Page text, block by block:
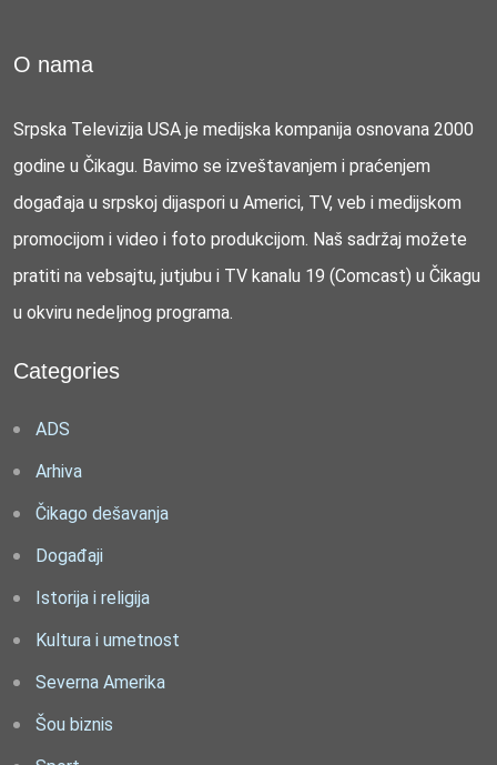
O nama
Srpska Televizija USA je medijska kompanija osnovana 2000
godine u Čikagu. Bavimo se izveštavanjem i praćenjem
događaja u srpskoj dijaspori u Americi, TV, veb i medijskom
promocijom i video i foto produkcijom. Naš sadržaj možete
pratiti na vebsajtu, jutjubu i TV kanalu 19 (Comcast) u Čikagu
u okviru nedeljnog programa.
Categories
ADS
Arhiva
Čikago dešavanja
Događaji
Istorija i religija
Kultura i umetnost
Severna Amerika
Šou biznis